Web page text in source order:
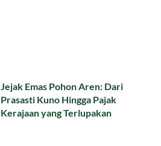
Jejak Emas Pohon Aren: Dari
Prasasti Kuno Hingga Pajak
Kerajaan yang Terlupakan